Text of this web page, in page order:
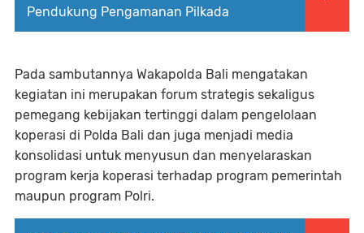
Pendukung Pengamanan Pilkada
Pada sambutannya Wakapolda Bali mengatakan
kegiatan ini merupakan forum strategis sekaligus
pemegang kebijakan tertinggi dalam pengelolaan
koperasi di Polda Bali dan juga menjadi media
konsolidasi untuk menyusun dan menyelaraskan
program kerja koperasi terhadap program pemerintah
maupun program Polri.